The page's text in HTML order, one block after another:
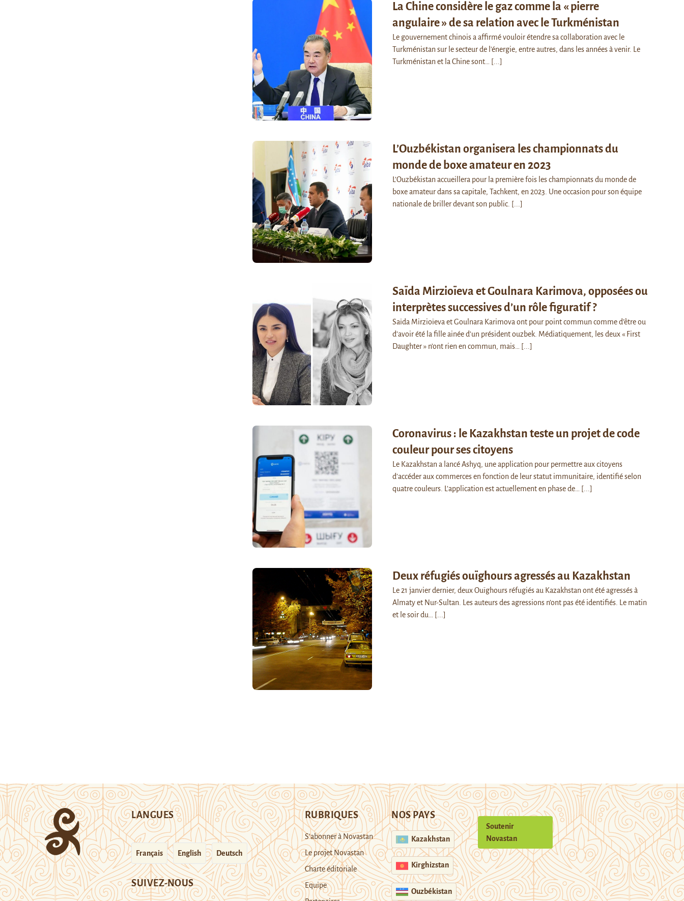
La Chine considère le gaz comme la « pierre
angulaire » de sa relation avec le Turkménistan
Le gouvernement chinois a affirmé vouloir étendre sa collaboration avec le
Turkménistan sur le secteur de l'énergie, entre autres, dans les années à venir. Le
Turkménistan et la Chine sont…
[...]
L’Ouzbékistan organisera les championnats du
monde de boxe amateur en 2023
L’Ouzbékistan accueillera pour la première fois les championnats du monde de
boxe amateur dans sa capitale, Tachkent, en 2023. Une occasion pour son équipe
nationale de briller devant son public. [...]
Saïda Mirzioïeva et Goulnara Karimova, opposées ou
interprètes successives d’un rôle figuratif ?
Saïda Mirzioïeva et Goulnara Karimova ont pour point commun comme d’être ou
d’avoir été la fille ainée d’un président ouzbek. Médiatiquement, les deux « First
Daughter » n’ont rien en commun, mais…
[...]
Coronavirus : le Kazakhstan teste un projet de code
couleur pour ses citoyens
Le Kazakhstan a lancé Ashyq, une application pour permettre aux citoyens
d’accéder aux commerces en fonction de leur statut immunitaire, identifié selon
quatre couleurs. L’application est actuellement en phase de…
[...]
Deux réfugiés ouïghours agressés au Kazakhstan
Le 21 janvier dernier, deux Ouïghours réfugiés au Kazakhstan ont été agressés à
Almaty et Nur-Sultan. Les auteurs des agressions n’ont pas été identifiés. Le matin
et le soir du…
[...]
LANGUES
Français English Deutsch
SUIVEZ-NOUS
RUBRIQUES
S’abonner à Novastan
Le projet Novastan
Charte éditoriale
Equipe
NOS PAYS
Kazakhstan
Kirghizstan
Ouzbékistan
Soutenir
Novastan